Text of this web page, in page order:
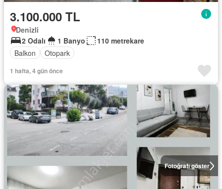
3.100.000 TL
Denizli
2 Odalı
1 Banyo
110 metrekare
Balkon
Otopark
1 hafta, 4 gün önce
Fotoğrafı göster